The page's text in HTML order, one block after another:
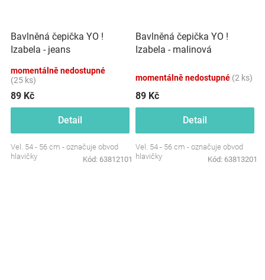
Bavlněná čepička YO !
Izabela - jeans
momentálně nedostupné
(25 ks)
89 Kč
Detail
Vel. 54 - 56 cm - označuje obvod
hlavičky
Kód: 63812101
Bavlněná čepička YO !
Izabela - malinová
momentálně nedostupné (2 ks)
89 Kč
Detail
Vel. 54 - 56 cm - označuje obvod
hlavičky
Kód: 63813201